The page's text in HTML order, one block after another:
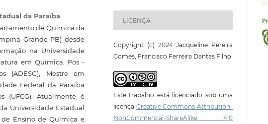
da Paraíba
de Química da
Grande-PB) desde
na Universidade
em Química, Pós -
(ADESG), Mestre em
Federal da Paraíba
(UFCG). Atualmente é
Universidade Estadual
de Ensino de Química e
LICENÇA
Copyright (c) 2024 Jacqueline Pereira
Gomes, Francisco Ferreira Dantas Filho
Este trabalho está licenciado sob uma
licença Creative Commons Attribution-
NonCommercial-ShareAlike 4.0